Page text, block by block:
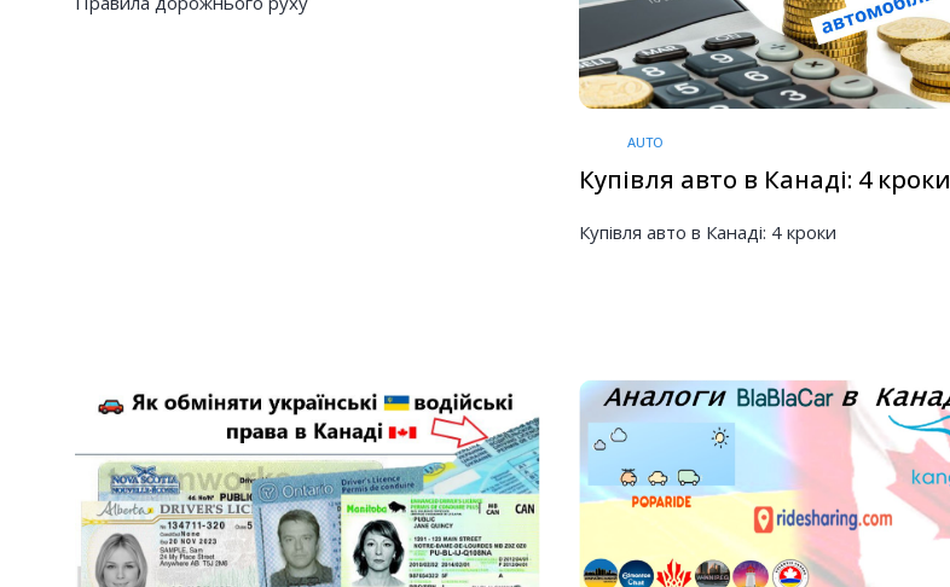
AUTO
Купівля авто в Канаді: 4 кроки
Купівля авто в Канаді: 4 кроки